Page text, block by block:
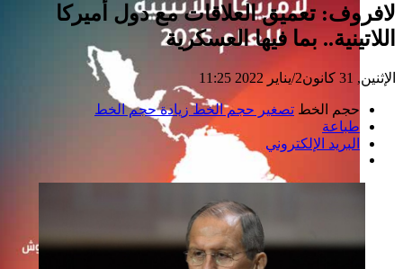
لافروف: تعميق العلاقات مع دول أميركا
اللاتينية.. بما فيها العسكرية
الإثنين, 31 كانون2/يناير 2022 11:25
حجم الخط تصغير حجم الخط زيادة حجم الخط
طباعة
البريد الإلكتروني